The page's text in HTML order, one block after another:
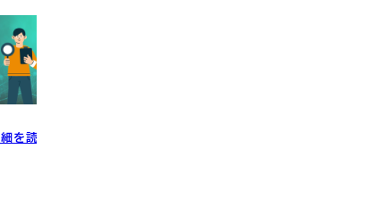
を読む